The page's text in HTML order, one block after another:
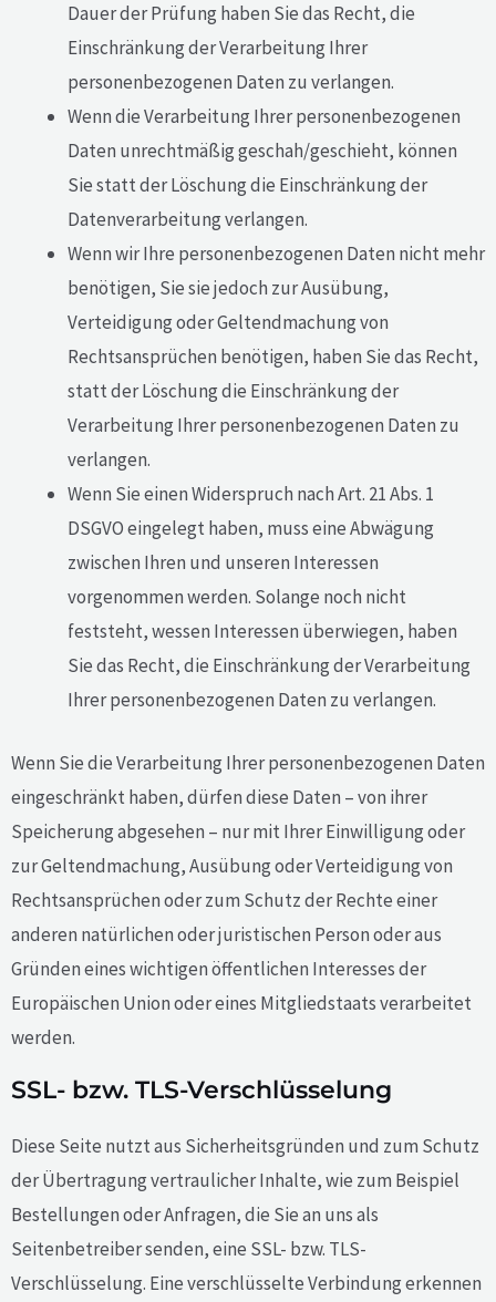
Dauer der Prüfung haben Sie das Recht, die
Einschränkung der Verarbeitung Ihrer
personenbezogenen Daten zu verlangen.
Wenn die Verarbeitung Ihrer personenbezogenen
Daten unrechtmäßig geschah/geschieht, können
Sie statt der Löschung die Einschränkung der
Datenverarbeitung verlangen.
Wenn wir Ihre personenbezogenen Daten nicht mehr
benötigen, Sie sie jedoch zur Ausübung,
Verteidigung oder Geltendmachung von
Rechtsansprüchen benötigen, haben Sie das Recht,
statt der Löschung die Einschränkung der
Verarbeitung Ihrer personenbezogenen Daten zu
verlangen.
Wenn Sie einen Widerspruch nach Art. 21 Abs. 1
DSGVO eingelegt haben, muss eine Abwägung
zwischen Ihren und unseren Interessen
vorgenommen werden. Solange noch nicht
feststeht, wessen Interessen überwiegen, haben
Sie das Recht, die Einschränkung der Verarbeitung
Ihrer personenbezogenen Daten zu verlangen.
Wenn Sie die Verarbeitung Ihrer personenbezogenen Daten
eingeschränkt haben, dürfen diese Daten – von ihrer
Speicherung abgesehen – nur mit Ihrer Einwilligung oder
zur Geltendmachung, Ausübung oder Verteidigung von
Rechtsansprüchen oder zum Schutz der Rechte einer
anderen natürlichen oder juristischen Person oder aus
Gründen eines wichtigen öffentlichen Interesses der
Europäischen Union oder eines Mitgliedstaats verarbeitet
werden.
SSL- bzw. TLS-Verschlüsselung
Diese Seite nutzt aus Sicherheitsgründen und zum Schutz
der Übertragung vertraulicher Inhalte, wie zum Beispiel
Bestellungen oder Anfragen, die Sie an uns als
Seitenbetreiber senden, eine SSL- bzw. TLS-
Verschlüsselung. Eine verschlüsselte Verbindung erkennen